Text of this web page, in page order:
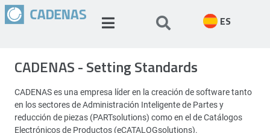
ES
CADENAS - Setting Standards
CADENAS es una empresa líder en la creación de software tanto
en los sectores de Administración Inteligente de Partes y
reducción de piezas (PARTsolutions) como en el de Catálogos
Electrónicos de Productos (eCATALOGsolutions).